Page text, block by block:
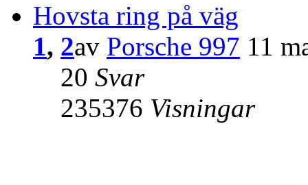
Hovsta ring på väg
1, 2av Porsche 997 11
20 Svar
235376 Visningar